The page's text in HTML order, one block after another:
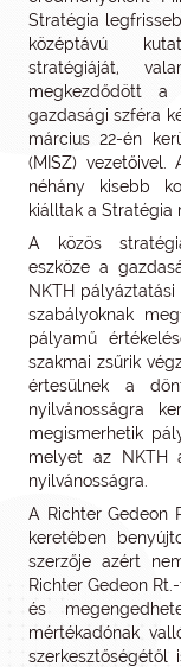
Stratégia
középtávú
stratégiáját,
megkezdődött
gazdasági szféra
március 22-én
(MISZ) vezetőivel.
néhány kisebb
kiálltak a Stratégia
A közös
eszköze a
NKTH
szabályoknak
pályamű
szakmai zsűrik
értesülnek a
nyilvánosságra
megismerhetik
melyet az NKTH
nyilvánosságra.
A Richter Gedeon
keretében
szerzője azért
Richter Gedeon
és
mértékadónak